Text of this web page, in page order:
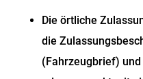
Die örtliche
die
(Fahrzeugbrief)